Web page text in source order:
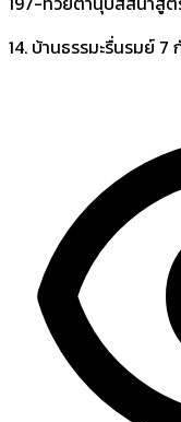
14. บ้านธรรมะรื่นรมย์ 7